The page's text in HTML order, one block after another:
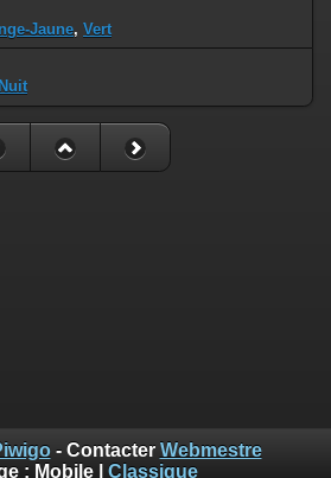
Jaune, Vert
- Contacter Webmestre
: Mobile Classique